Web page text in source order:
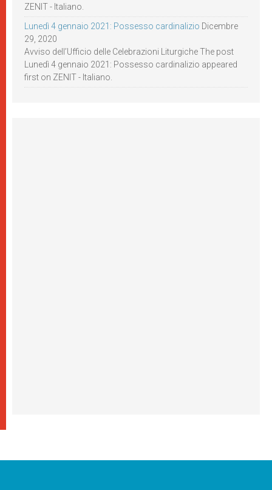
ZENIT - Italiano.
Lunedì 4 gennaio 2021: Possesso cardinalizio Dicembre
29, 2020
Avviso dell’Ufficio delle Celebrazioni Liturgiche The post
Lunedì 4 gennaio 2021: Possesso cardinalizio appeared
first on ZENIT - Italiano.